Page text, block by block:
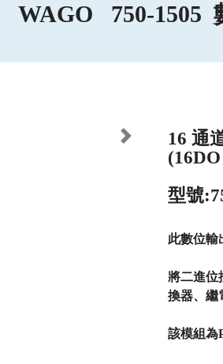
WAGO 750-1505
Next
16 通
型號
此數位輸
將二進位
換器、繼
該模組為